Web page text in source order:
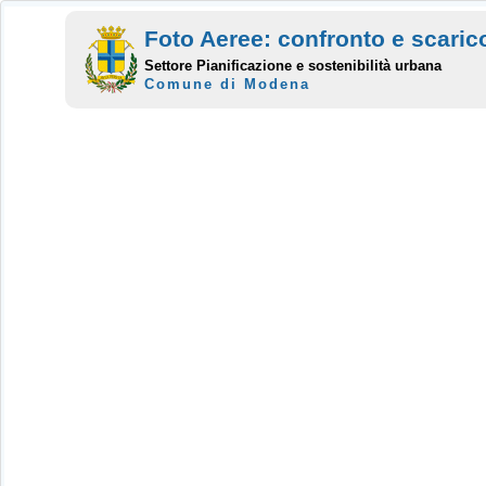
Foto Aeree: confronto e
Settore Pianificazione e sostenibilità urbana
Comune di Modena